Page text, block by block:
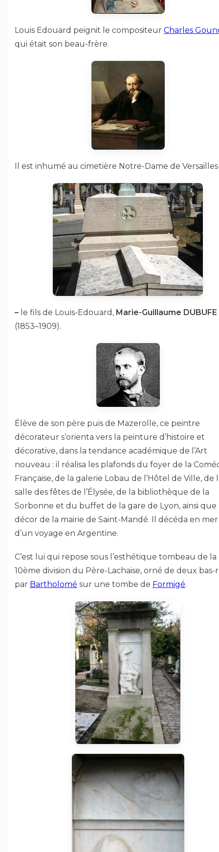
Louis Edouard peignit le compositeur Charles
qui était son beau-frère.
Il est inhumé au cimetière Notre-Dame de Versailles
– le fils de Louis-Edouard, Marie-Guillaume DUBUFE
(1853–1909).
Élève de son père puis de Mazerolle, ce peintre
décorateur s’orienta vers la peinture d’histoire et
décorative, dans la tendance académique de l’Art
nouveau : il réalisa les plafonds du foyer de la
Française, de la galerie Lobau de l’Hôtel de Ville, de
salle des fêtes de l’Élysée, de la bibliothèque de la
Sorbonne et du buffet de la gare de Lyon, ainsi que
décor de la mairie de Saint-Mandé. Il décéda en
d’un voyage en Argentine.
C’est lui qui repose sous l’esthétique tombeau de la
10ème division du Père-Lachaise, orné de deux bas-
par Bartholomé sur une tombe de Formigé.